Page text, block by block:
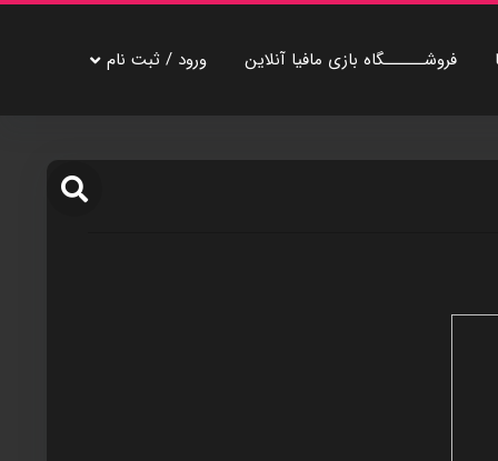
فروشــــــگاه بازی مافيا آنلاين ورود / ثبت نام